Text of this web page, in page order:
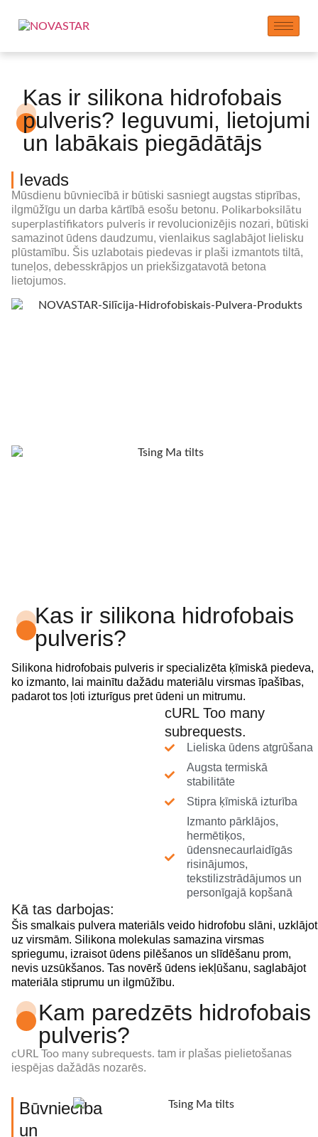
Kas ir silikona hidrofobais
pulveris? Ieguvumi, lietojumi
un labākais piegādātājs
Ievads
Mūsdienu būvniecībā ir būtiski sasniegt augstas stiprības,
ilgmūžīgu un darba kārtībā esošu betonu. Polikarboksilātu
superplastifikators pulveris ir revolucionizējis nozari, būtiski
samazinot ūdens daudzumu, vienlaikus saglabājot lielisku
plūstamību. Šis uzlabotais piedevas ir plaši izmantots tiltā,
tuneļos, debesskrāpjos un priekšizgatavotā betona
lietojumos.
Kas ir silikona hidrofobais
pulveris?
Silikona hidrofobais pulveris ir specializēta ķīmiskā piedeva,
ko izmanto, lai mainītu dažādu materiālu virsmas īpašības,
padarot tos ļoti izturīgus pret ūdeni un mitrumu.
cURL Too many
subrequests.
Lieliska ūdens atgrūšana
Augsta termiskā
stabilitāte
Stipra ķīmiskā izturība
Izmanto pārklājos,
hermētiķos,
ūdensnecaurlaidīgās
risinājumos,
tekstilizstrādājumos un
personīgajā kopšanā
Kā tas darbojas:
Šis smalkais pulvera materiāls veido hidrofobu slāni, uzklājot
uz virsmām. Silikona molekulas samazina virsmas
spriegumu, izraisot ūdens pilēšanos un slīdēšanu prom,
nevis uzsūkšanos. Tas novērš ūdens iekļūšanu, saglabājot
materiāla stiprumu un ilgmūžību.
Kam paredzēts hidrofobais
pulveris?
cURL Too many subrequests. tam ir plašas pielietošanas
iespējas dažādās nozarēs.
Būvniecība
un